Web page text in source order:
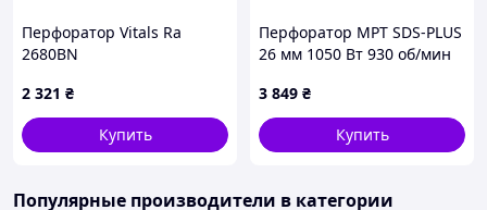
Перфоратор Vitals Ra
2680BN
2 321 ₴
Купить
Перфоратор MPT SDS-PLUS
26 мм 1050 Вт 930 об/мин
режима аксессуары 5 шт
кейс M, 4873E7K73
3 849 ₴
Купить
Популярные производители в категории